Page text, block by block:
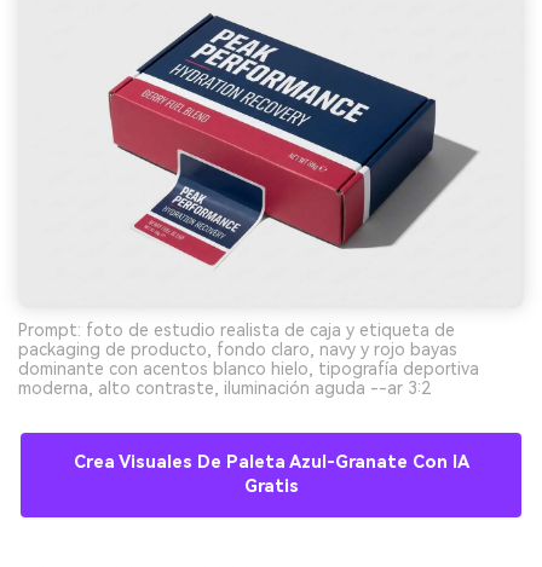
Prompt: foto de estudio realista de caja y etiqueta de
packaging de producto, fondo claro, navy y rojo bayas
dominante con acentos blanco hielo, tipografía deportiva
moderna, alto contraste, iluminación aguda --ar 3:2
Crea Visuales De Paleta Azul-Granate Con IA
Gratis